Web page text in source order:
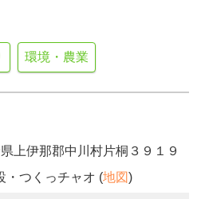
環境・農業
上伊那郡中川村片桐３９１９
・つくっチャオ (地図)